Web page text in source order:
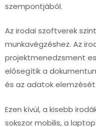
szempontjából.
Az irodai szoftverek
munkavégzéshez. Az
projektmenedzsment
elősegítik a
és az adatok elemzését.
Ezen kívül, a kisebb
sokszor mobilis, a